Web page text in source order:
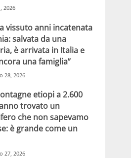
2026
vissuto anni incatenata
salvata da una
è arrivata in Italia e
una famiglia”
28, 2026
etiopi a 2.600
trovato un
che non sapevamo
è grande come un
27, 2026